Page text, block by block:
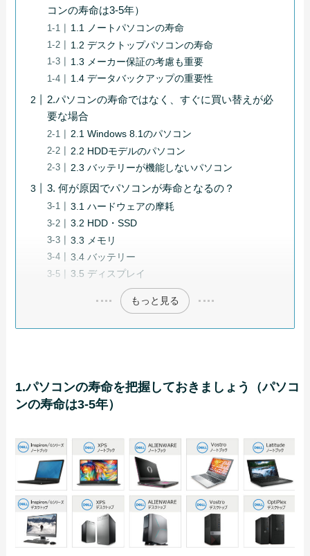
コンの寿命は3-5年）
1.1 ノートパソコンの寿命
1.2 デスクトップパソコンの寿命
1.3 メーカー保証の考慮も重要
1.4 データバックアップの重要性
2.パソコンの寿命ではなく、すぐに買い替えが必
要な場合
2.1 Windows 8.1のパソコン
2.2 HDDモデルのパソコン
2.3 バッテリーが機能しないパソコン
3. 何が原因でパソコンが寿命となるの？
3.1 ハードウェアの摩耗
3.2 HDD・SSD
3.3 メモリ
3.4 バッテリー
3.5 ディスプレイ
もっと見る
1.パソコンの寿命を把握しておきましょう（パソコ
ンの寿命は3-5年）